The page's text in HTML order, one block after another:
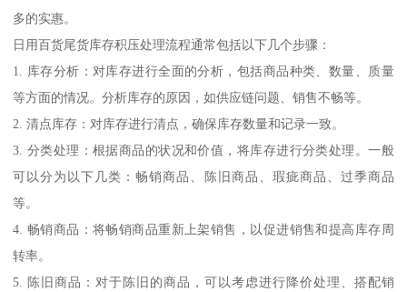
多的实惠。
日用百货尾货库存积压处理流程通常包括以下几个步骤：
1. 库存分析：对库存进行全面的分析，包括商品种类、数量、质量
等方面的情况。分析库存的原因，如供应链问题、销售不畅等。
2. 清点库存：对库存进行清点，确保库存数量和记录一致。
3. 分类处理：根据商品的状况和价值，将库存进行分类处理。一般
可以分为以下几类：畅销商品、陈旧商品、瑕疵商品、过季商品
等。
4. 畅销商品：将畅销商品重新上架销售，以促进销售和提高库存周
转率。
5. 陈旧商品：对于陈旧的商品，可以考虑进行降价处理、搭配销